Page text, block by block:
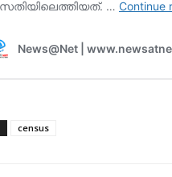
census